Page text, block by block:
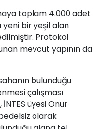
toplam 4.000 adet
yeni bir yeşil alan
Protokol
mevcut yapının da
bulunduğu
çalışması
İNTES üyesi Onur
olarak